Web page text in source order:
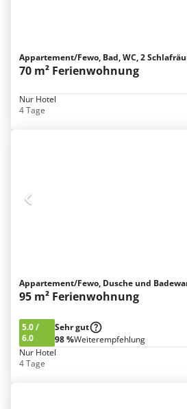
Appartement/Fewo, Bad, WC, 2
70 m² Ferienwohnung
Nur Hotel
4 Tage
Appartement/Fewo, Dusche und
95 m² Ferienwohnung
5.0/
6.0
Sehr gut
98 %Weiterempfehlung
Nur Hotel
4 Tage